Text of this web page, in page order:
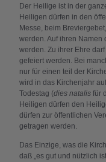
Der Heilige ist in der
Heiligen dürfen in den
Messe, beim
werden. Auf ihren Namen
werden. Zu ihrer Ehre
gefeiert werden. Bei
nur für einen teil der
wird in das Kirchenjahr
Todestag (dies natalis für
Heiligen dürfen den
dürfen zur öffentlichen
getragen werden.
Das Einzige, was die
daß „es gut und nützlich